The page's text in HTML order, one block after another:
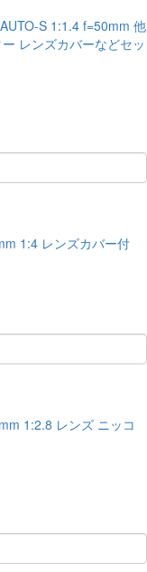
S 1:1.4 f=50mm 他
レンズカバーなどセッ
1:4 レンズカバー付
1:2.8 レンズ ニッコ